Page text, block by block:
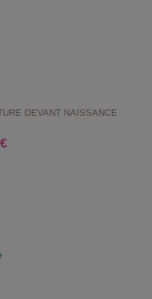
DEVANT NAISSANCE